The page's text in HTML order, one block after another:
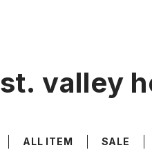
st. valley
ALL ITEM SALE